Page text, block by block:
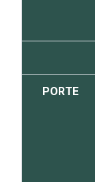
PORTE